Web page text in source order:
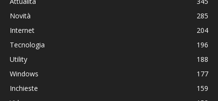
Novità
285
Internet
204
Tecnologia
196
Utility
188
Windows
177
Inchieste
159